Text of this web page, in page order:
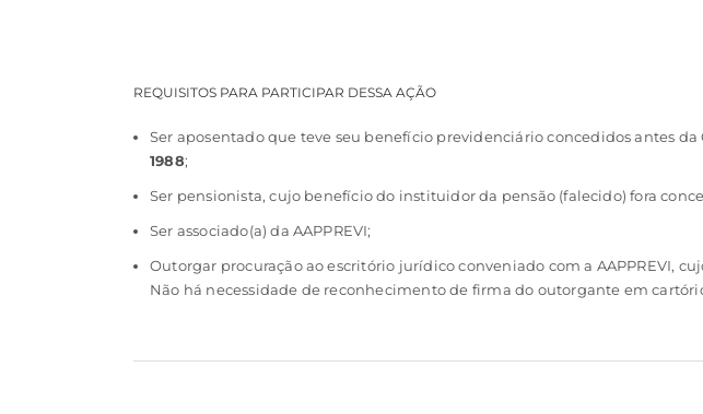
REQUISITOS PARA PARTICIPAR DESSA AÇÃO
Ser aposentado que teve seu benefício previdenciário concedidos antes
1988;
Ser pensionista, cujo benefício do instituidor da pensão (falecido) fora
Ser associado(a) da AAPPREVI;
Outorgar procuração ao escritório jurídico conveniado com a AAPPREVI,
Não há necessidade de reconhecimento de firma do outorgante em